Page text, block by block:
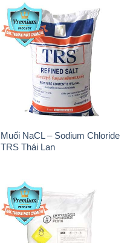
Muối NaCL – Sodium Chloride
TRS Thái Lan